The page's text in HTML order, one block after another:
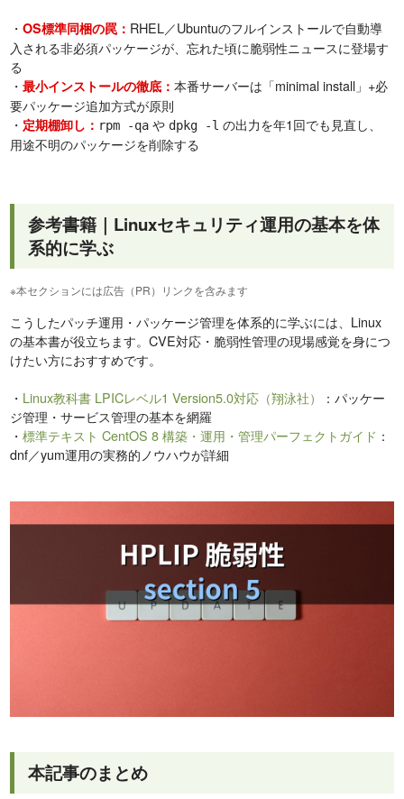
・OS標準同梱の罠： RHEL／Ubuntuのフルインストールで自動導
入される非必須パッケージが、忘れた頃に脆弱性ニュースに登場す
る
・最小インストールの徹底：本番サーバーは「minimal install」+必
要パッケージ追加方式が原則
・ 定期棚卸し： rpm -qa や dpkg -l の出力を年1回でも見直し、
用途不明のパッケージを削除する
参考書籍｜Linuxセキュリティ運用の基本を体
系的に学ぶ
※本セクションには広告（PR）リンクを含みます
こうしたパッチ運用・パッケージ管理を体系的に学ぶには、Linux
の基本書が役立ちます。CVE対応・脆弱性管理の現場感覚を身につ
けたい方におすすめです。
・ Linux教科書 LPICレベル1 Version5.0対応（翔泳社）
：パッケー
ジ管理・サービス管理の基本を網羅
・標準テキスト CentOS 8 構築・運用・管理パーフェクトガイド ：
dnf／yum運用の実務的ノウハウが詳細
本記事のまとめ